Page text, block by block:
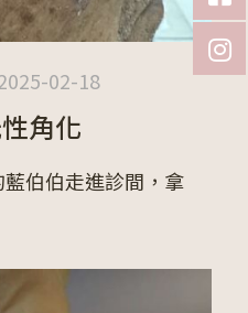
02-18
角化
伯伯走進診間，拿